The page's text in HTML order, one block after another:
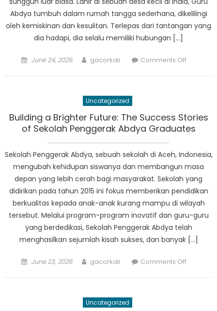
Abdya tumbuh dalam rumah tangga sederhana, dikelilingi
oleh kemiskinan dan kesulitan. Terlepas dari tantangan yang
dia hadapi, dia selalu memiliki hubungan […]
Posted
June 24, 2026 Author
gacorkali Comments Offon
Guru
Dunia
Spiritual
Uncategorized
Building a Brighter Future: The Success Stories
of Sekolah Penggerak Abdya Graduates
Sekolah Penggerak Abdya, sebuah sekolah di Aceh, Indonesia,
mengubah kehidupan siswanya dan membangun masa
depan yang lebih cerah bagi masyarakat. Sekolah yang
didirikan pada tahun 2015 ini fokus memberikan pendidikan
berkualitas kepada anak-anak kurang mampu di wilayah
tersebut. Melalui program-program inovatif dan guru-guru
yang berdedikasi, Sekolah Penggerak Abdya telah
menghasilkan sejumlah kisah sukses, dan banyak […]
Posted
June 23, 2026 Author
gacorkali Comments Offon
Uncategorized